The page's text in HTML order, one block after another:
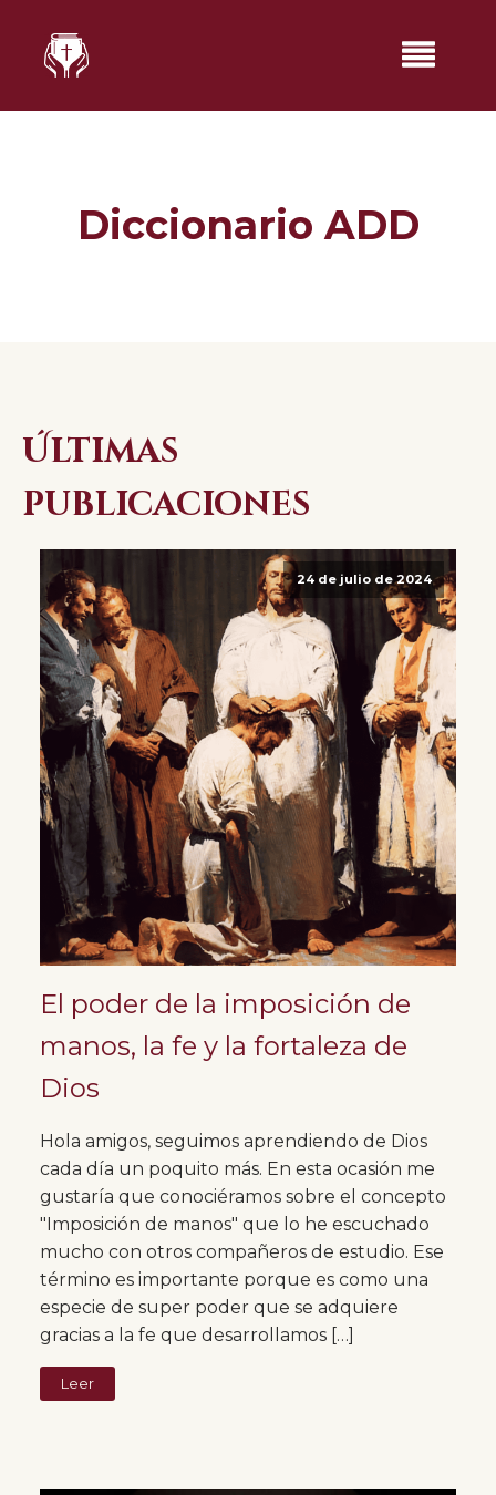
Diccionario ADD
Últimas
publicaciones
24 de julio de 2024
El poder de la imposición de
manos, la fe y la fortaleza de
Dios
Hola amigos, seguimos aprendiendo de Dios
cada día un poquito más. En esta ocasión me
gustaría que conociéramos sobre el concepto
"Imposición de manos" que lo he escuchado
mucho con otros compañeros de estudio. Ese
término es importante porque es como una
especie de super poder que se adquiere
gracias a la fe que desarrollamos […]
Leer